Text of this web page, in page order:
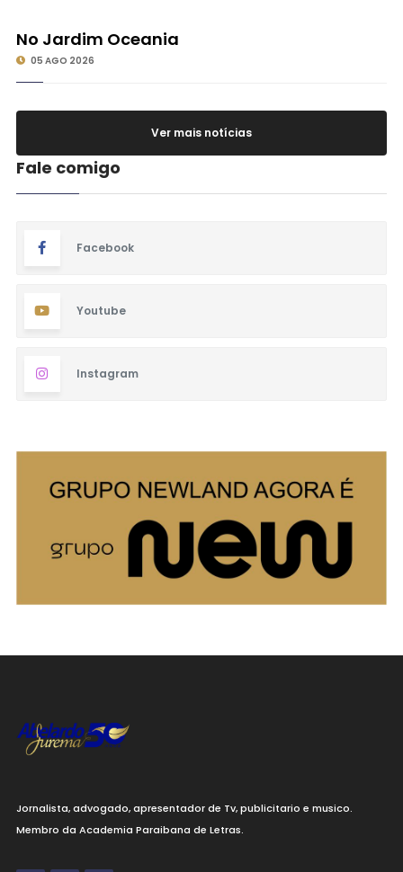
No Jardim Oceania
05 AGO 2026
Ver mais notícias
Fale comigo
Facebook
Youtube
Instagram
Jornalista, advogado, apresentador de Tv, publicitario e musico.
Membro da Academia Paraibana de Letras.